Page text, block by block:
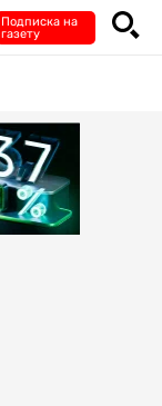
Подписка на
газету